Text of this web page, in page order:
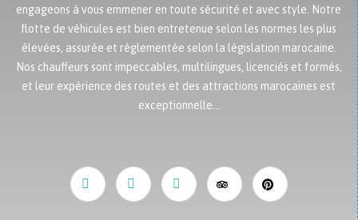
engageons à vous emmener en toute sécurité et avec style. Notre
flotte de véhicules est bien entretenue selon les normes les plus
élevées, assurée et réglementée selon la législation marocaine.
Nos chauffeurs sont impeccables, multilingues, licenciés et formés,
et leur expérience des routes et des attractions marocaines est
exceptionnelle…